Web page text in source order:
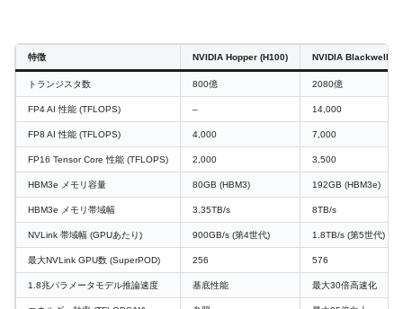
特徴 NVIDIA Hopper (H100) NVIDIA Blackwell
トランジスタ数 800億 2080億
FP4 AI 性能 (TFLOPS) – 14,000
FP8 AI 性能 (TFLOPS) 4,000 7,000
FP16 Tensor Core 性能 (TFLOPS) 2,000 3,500
HBM3e メモリ容量 80GB (HBM3) 192GB (HBM3e)
HBM3e メモリ帯域幅 3.35TB/s 8TB/s
NVLink 帯域幅 (GPUあたり) 900GB/s (第4世代) 1.8TB/s (第5世代)
最大NVLink GPU数 (SuperPOD) 256 576
1.8兆パラメータモデル推論速度 基底性能 最大30倍高速化